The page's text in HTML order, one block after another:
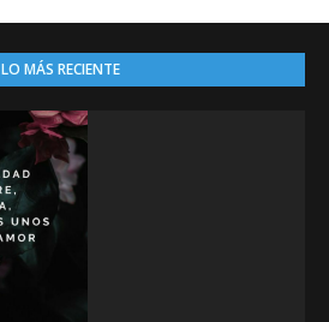
LO MÁS RECIENTE